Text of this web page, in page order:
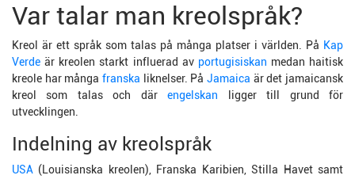
Var talar man kreolspråk?
Kreol är ett språk som talas på många platser i världen. På Kap
Verde är kreolen starkt influerad av portugisiskan medan haitisk
kreole har många franska liknelser. På Jamaica är det jamaicansk
kreol som talas och därengelskan ligger till grund för
utvecklingen.
Indelning av kreolspråk
USA (Louisianska kreolen), Franska Karibien, Stilla Havet samt